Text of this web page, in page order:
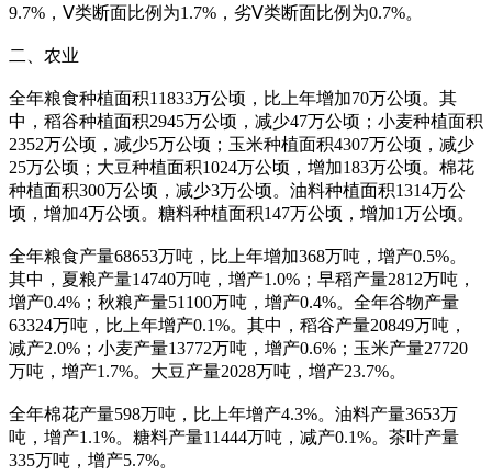
9.7%，Ⅴ类断面比例为1.7%，劣Ⅴ类断面比例为0.7%。
二、农业
全年粮食种植面积11833万公顷，比上年增加70万公顷。其
中，稻谷种植面积2945万公顷，减少47万公顷；小麦种植面积
2352万公顷，减少5万公顷；玉米种植面积4307万公顷，减少
25万公顷；大豆种植面积1024万公顷，增加183万公顷。棉花
种植面积300万公顷，减少3万公顷。油料种植面积1314万公
顷，增加4万公顷。糖料种植面积147万公顷，增加1万公顷。
全年粮食产量68653万吨，比上年增加368万吨，增产0.5%。
其中，夏粮产量14740万吨，增产1.0%；早稻产量2812万吨，
增产0.4%；秋粮产量51100万吨，增产0.4%。全年谷物产量
63324万吨，比上年增产0.1%。其中，稻谷产量20849万吨，
减产2.0%；小麦产量13772万吨，增产0.6%；玉米产量27720
万吨，增产1.7%。大豆产量2028万吨，增产23.7%。
全年棉花产量598万吨，比上年增产4.3%。油料产量3653万
吨，增产1.1%。糖料产量11444万吨，减产0.1%。茶叶产量
335万吨，增产5.7%。